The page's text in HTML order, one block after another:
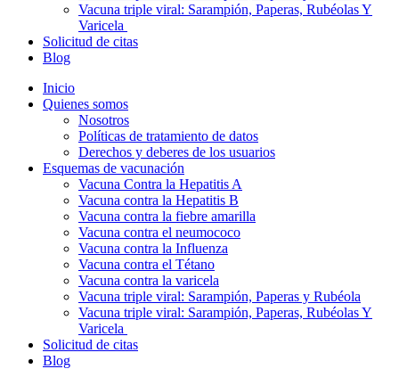
Vacuna triple viral: Sarampión, Paperas, Rubéolas Y
Varicela
Solicitud de citas
Blog
Inicio
Quienes somos
Nosotros
Políticas de tratamiento de datos
Derechos y deberes de los usuarios
Esquemas de vacunación
Vacuna Contra la Hepatitis A
Vacuna contra la Hepatitis B
Vacuna contra la fiebre amarilla
Vacuna contra el neumococo
Vacuna contra la Influenza
Vacuna contra el Tétano
Vacuna contra la varicela
Vacuna triple viral: Sarampión, Paperas y Rubéola
Vacuna triple viral: Sarampión, Paperas, Rubéolas Y
Varicela
Solicitud de citas
Blog